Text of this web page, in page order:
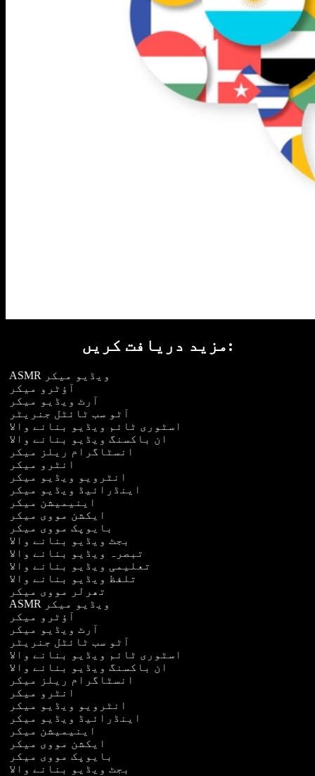
مزید دریافت کریں:
ASMR ویڈیو میکر
آؤٹرو میکر
آرٹ ویڈیو میکر
آٹو سب ٹائٹل جنریٹر
اسٹوری ٹائم ویڈیو بنانے والا
ان باکسنگ ویڈیو بنانے والا
انسٹاگرام ریلز میکر
انٹرو میکر
انٹرویو ویڈیو میکر
اینڈرائیڈ ویڈیو میکر
اینیمیشن میکر
ایکشن مووی میکر
بایوپک مووی میکر
بجٹ ویڈیو بنانے والا
تبصرہ ویڈیو بنانے والا
تعلیمی ویڈیو بنانے والا
تلفظ ویڈیو بنانے والا
تھرلر مووی میکر
ASMR ویڈیو میکر
آؤٹرو میکر
آرٹ ویڈیو میکر
آٹو سب ٹائٹل جنریٹر
اسٹوری ٹائم ویڈیو بنانے والا
ان باکسنگ ویڈیو بنانے والا
انسٹاگرام ریلز میکر
انٹرو میکر
انٹرویو ویڈیو میکر
اینڈرائیڈ ویڈیو میکر
اینیمیشن میکر
ایکشن مووی میکر
بایوپک مووی میکر
بجٹ ویڈیو بنانے والا